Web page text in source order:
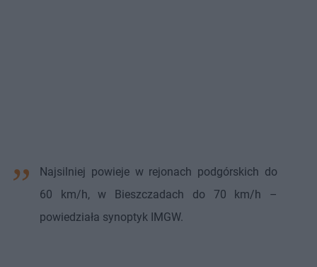
Najsilniej powieje w rejonach podgórskich do
60 km/h, w Bieszczadach do 70 km/h –
powiedziała synoptyk IMGW.